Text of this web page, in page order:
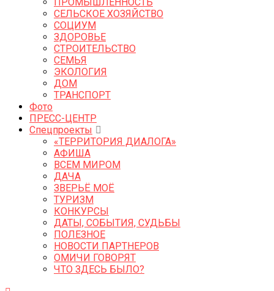
СЕЛЬСКОЕ ХОЗЯЙСТВО
СОЦИУМ
ЗДОРОВЬЕ
СТРОИТЕЛЬСТВО
СЕМЬЯ
ЭКОЛОГИЯ
ДОМ
ТРАНСПОРТ
Фото
ПРЕСС-ЦЕНТР
Спецпроекты
«ТЕРРИТОРИЯ ДИАЛОГА»
АФИША
ВСЕМ МИРОМ
ДАЧА
ЗВЕРЬЁ МОЁ
ТУРИЗМ
КОНКУРСЫ
ДАТЫ, СОБЫТИЯ, СУДЬБЫ
ПОЛЕЗНОЕ
НОВОСТИ ПАРТНЕРОВ
ОМИЧИ ГОВОРЯТ
ЧТО ЗДЕСЬ БЫЛО?